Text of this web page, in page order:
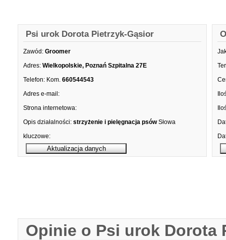
Psi urok Dorota Pietrzyk-Gąsior
Zawód: Groomer
Adres: Wielkopolskie, Poznań Szpitalna 27E
Telefon: Kom. 660544543
Adres e-mail:
Strona internetowa:
Opis działalności: strzyżenie i pielęgnacja psów Słowa
kluczowe:
Opinie o Psi urok Dorota